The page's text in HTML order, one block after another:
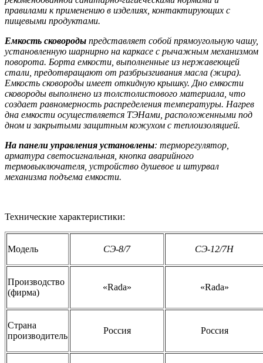
правилами к применению в изделиях, контактирующих с
пищевыми продуктами.
Емкость сковороды представляет собой прямоугольную чашу,
установленную шарнирно на каркасе с рычажным механизмом
поворота. Борта емкости, выполненные из нержавеющей
стали, предотвращают от разбрызгивания масла (жира).
Емкость сковороды имеет откидную крышку. Дно емкости
сковороды выполнено из толстолистового материала, что
создает равномерность распределения температуры. Нагрев
дна емкости осуществляется ТЭНами, расположенными под
дном и закрытыми защитным кожухом с теплоизоляцией.
На панели управления установлены: терморегулятор,
арматура светосигнальная, кнопка аварийного
термовыключателя, устройство душевое и штурвал
механизма подъема емкости.
Технические характеристики:
Модель СЭ-8/7 СЭ-12/7Н
Производство
(фирма)
«Rada» «Rada»
Страна
производитель
Россия Россия